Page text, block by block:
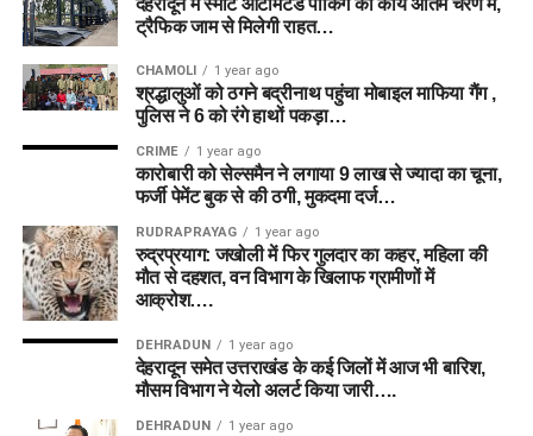
ट्रैफिक जाम से मिलेगी राहत…
CHAMOLI 1 year ago
श्रद्धालुओं को ठगने बद्रीनाथ पहुंचा मोबाइल माफिया गैंग ,
पुलिस ने 6 को रंगे हाथों पकड़ा…
CRIME 1 year ago
कारोबारी को सेल्समैन ने लगाया 9 लाख से ज्यादा का चूना,
फर्जी पेमेंट बुक से की ठगी, मुकदमा दर्ज…
RUDRAPRAYAG 1 year ago
रुद्रप्रयाग: जखोली में फिर गुलदार का कहर, महिला की
मौत से दहशत, वन विभाग के खिलाफ ग्रामीणों में
आक्रोश….
DEHRADUN 1 year ago
देहरादून समेत उत्तराखंड के कई जिलों में आज भी बारिश,
मौसम विभाग ने येलो अलर्ट किया जारी….
DEHRADUN 1 year ago